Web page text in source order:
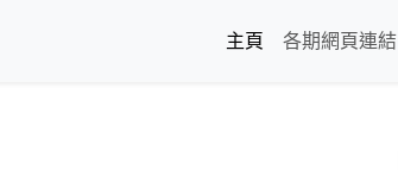
主頁
各期網頁連結